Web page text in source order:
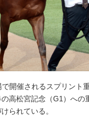
開催されるスプリント
の高松宮記念（G1）への
られている。